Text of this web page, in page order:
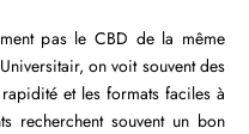
pas le CBD de la même
on voit souvent des
et les formats faciles à
recherchent souvent un bon